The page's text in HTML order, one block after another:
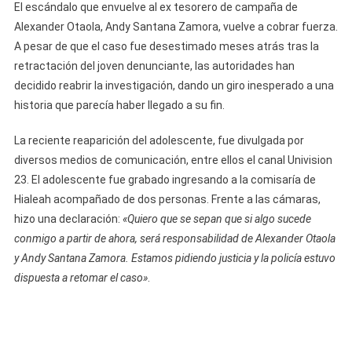
De
17
Años
Acusa
Nuevamente
A
Tesorero
De
Alexander
Otaola
Presunta
Agresión
Sexual
El escándalo que envuelve al ex tesorero de campaña de
Alexander Otaola, Andy Santana Zamora, vuelve a cobrar fuerza.
A pesar de que el caso fue desestimado meses atrás tras la
retractación del joven denunciante, las autoridades han
decidido reabrir la investigación, dando un giro inesperado a una
historia que parecía haber llegado a su fin.
La reciente reaparición del adolescente, fue divulgada por
diversos medios de comunicación, entre ellos el canal Univision
23. El adolescente fue grabado ingresando a la comisaría de
Hialeah acompañado de dos personas. Frente a las cámaras,
hizo una declaración: «Quiero que se sepan que si algo sucede
conmigo a partir de ahora, será responsabilidad de Alexander Otaola
y Andy Santana Zamora. Estamos pidiendo justicia y la policía estuvo
dispuesta a retomar el caso».